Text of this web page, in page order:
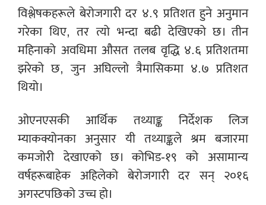
विश्लेषकहरूले बेरोजगारी दर ४.९ प्रतिशत हुने अनुमान
गरेका थिए, तर त्यो भन्दा बढी देखिएको छ। तीन
महिनाको अवधिमा औसत तलब वृद्धि ४.६ प्रतिशतमा
झरेको छ, जुन अघिल्लो त्रैमासिकमा ४.७ प्रतिशत
थियो।
ओएनएसकी आर्थिक तथ्याङ्क निर्देशक लिज
म्याकक्योनका अनुसार यी तथ्याङ्कले श्रम बजारमा
कमजोरी देखाएको छ। कोभिड-१९ को असामान्य
वर्षहरूबाहेक अहिलेको बेरोजगारी दर सन् २०१६
अगस्टपछिको उच्च हो।